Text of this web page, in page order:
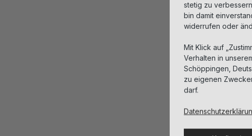
stetig zu
bin damit
widerrufen oder
Mit Klick auf
Verhalten in
Schöppingen,
zu eigenen
darf.